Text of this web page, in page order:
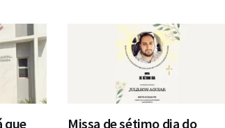
que
Missa de sétimo dia do